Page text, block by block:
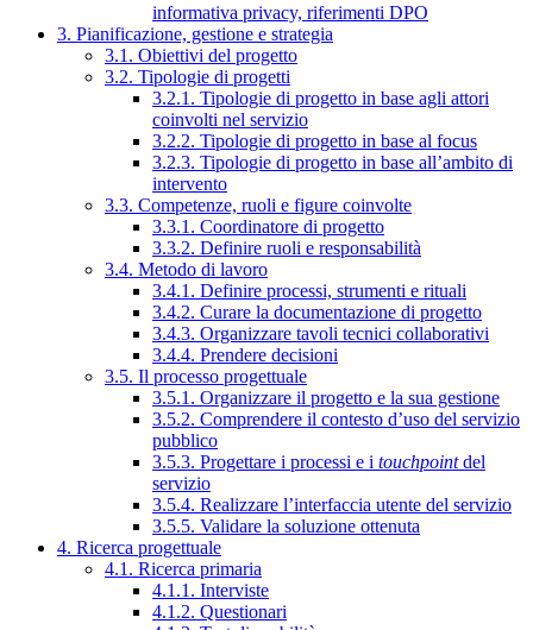
informativa privacy, riferimenti DPO
3. Pianificazione, gestione e strategia
3.1. Obiettivi del progetto
3.2. Tipologie di progetti
3.2.1. Tipologie di progetto in base agli attori
coinvolti nel servizio
3.2.2. Tipologie di progetto in base al focus
3.2.3. Tipologie di progetto in base all’ambito di
intervento
3.3. Competenze, ruoli e figure coinvolte
3.3.1. Coordinatore di progetto
3.3.2. Definire ruoli e responsabilità
3.4. Metodo di lavoro
3.4.1. Definire processi, strumenti e rituali
3.4.2. Curare la documentazione di progetto
3.4.3. Organizzare tavoli tecnici collaborativi
3.4.4. Prendere decisioni
3.5. Il processo progettuale
3.5.1. Organizzare il progetto e la sua gestione
3.5.2. Comprendere il contesto d’uso del servizio
pubblico
3.5.3. Progettare i processi e i touchpointdel
servizio
3.5.4. Realizzare l’interfaccia utente del servizio
3.5.5. Validare la soluzione ottenuta
4. Ricerca progettuale
4.1. Ricerca primaria
4.1.1. Interviste
4.1.2. Questionari